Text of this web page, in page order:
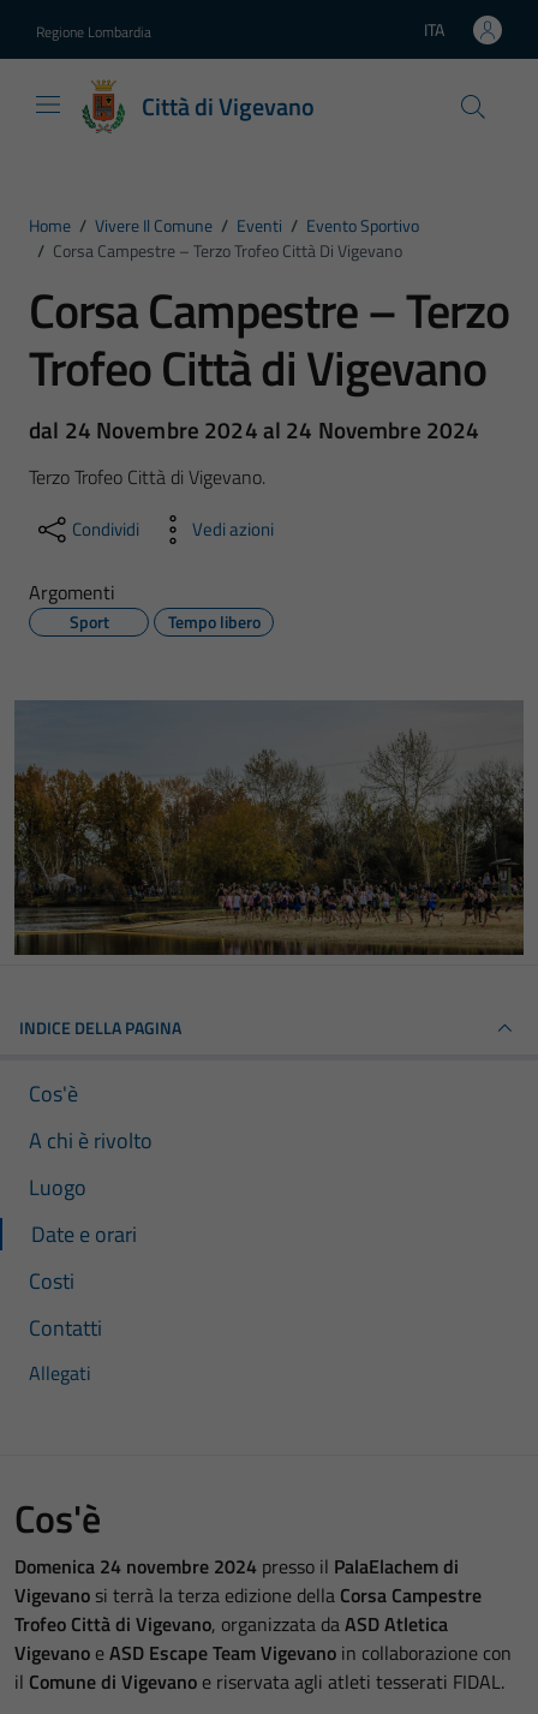
Regione Lombardia Lingua attiva:
ITA
Città di Vigevano
Home / Vivere Il Comune / Eventi / Evento Sportivo
/ Corsa Campestre – Terzo Trofeo Città Di Vigevano
Corsa Campestre – Terzo
Trofeo Città di Vigevano
dal 24 Novembre 2024 al 24 Novembre 2024
Terzo Trofeo Città di Vigevano.
Condividi Vedi azioni
Argomenti
Sport Tempo libero
INDICE DELLA PAGINA
Cos'è
A chi è rivolto
Luogo
Date e orari
Costi
Contatti
Allegati
Cos'è
Domenica 24 novembre 2024 presso il PalaElachem di
Vigevano si terrà la terza edizione della Corsa Campestre
Trofeo Città di Vigevano, organizzata daASD Atletica
Vigevano eASD Escape Team Vigevano in collaborazione con
il Comune di Vigevano e riservata agli atleti tesserati FIDAL.